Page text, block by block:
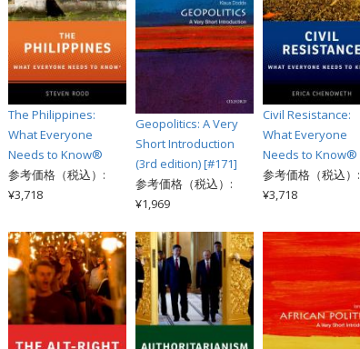
The Philippines:
What Everyone
Needs to Know®
参考価格（税込）:
¥3,718
Geopolitics: A Very
Short Introduction
(3rd edition) [#171]
参考価格（税込）:
¥1,969
Civil Resistance:
What Everyone
Needs to Know®
参考価格（税込）:
¥3,718